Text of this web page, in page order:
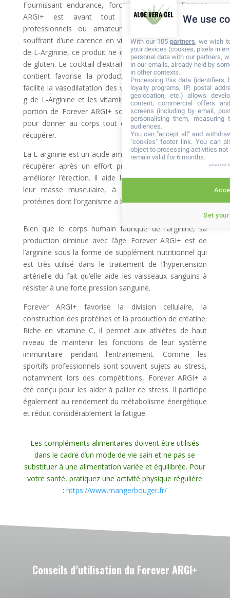
Fournissant endurance, force et vitalité, le Forever
ARGI+ est avant tout destiné aux sportifs,
professionnels ou amateurs, ainsi qu’aux adultes
souffrant d’une carence en vitamines. Formulé à base
de L-Arginine, ce produit ne contient pas de lactose ni
de gluten. Le cocktail d’extraits de fruits rouges dont il
contient favorise la production d’oxyde nitrique qui
facilite la vasodilatation des vaisseaux sanguins. Les 5
g de L-Arginine et les vitamines contant dans chaque
portion de Forever ARGI+ sont amplement suffisants
pour donner au corps tout ce dont il a besoin pour
récupérer.
La L-arginine est un acide aminé qui aide l’organisme à
récupérer après un effort prolongé, à stimuler et à
améliorer l’érection. Il aide les sportifs à développer
leur masse musculaire, à produire la quantité de
protéines dont l’organisme a besoin.
Bien que le corps humain fabrique de l’arginine, sa
production diminue avec l’âge. Forever ARGI+ est de
l’arginine sous la forme de supplément nutritionnel qui
est très utilisé dans le traitement de l’hypertension
artérielle du fait qu’elle aide les vaisseaux sanguins à
résister à une forte pression sanguine.
Forever ARGI+ favorise la division cellulaire, la
construction des protéines et la production de créatine.
Riche en vitamine C, il permet aux athlètes de haut
niveau de maintenir les fonctions de leur système
immunitaire pendant l’entrainement. Comme les
sportifs professionnels sont souvent sujets au stress,
notamment lors des compétitions, Forever ARGI+ a
été conçu pour les aider à pallier ce stress. Il participe
également au rendement du métabolisme énergétique
et réduit considérablement la fatigue.
Les compléments alimentaires doivent être utilisés
dans le cadre d’un mode de vie sain et ne pas se
substituer à une alimentation variée et équilibrée. Pour
votre santé, pratiquez une activité physique régulière
:https://www.mangerbouger.fr/
Conseils d’utilisation du Forever ARGI+
We use
With our 105partners, we wish
your devices (cookies, pixels in
personal data with our partners,
in our emails, already held by
in other contexts.
Processing this data (identifiers,
loyalty programs, IP, postal
geolocation, etc.) allows
content, commercial offers
screens (including by email,
personalising them, measuring
audiences.
You can "accept all" and
"cookies" footer link. You can
object to processing activities
remain valid for 6 months.
powered
Set